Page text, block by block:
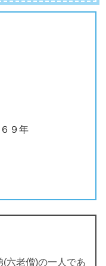
９年
六老僧)の一人であ